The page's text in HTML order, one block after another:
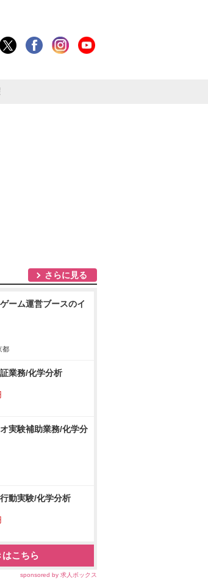
さらに見る
ーム運営ブースのイ
都
業務/化学分析
実験補助業務/化学分
動実験/化学分析
はこちら
sponsored by 求人ボックス